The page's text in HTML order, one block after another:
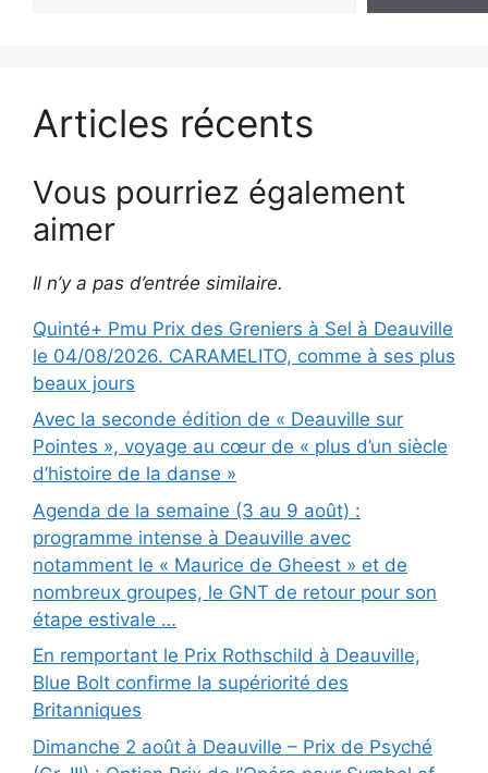
Articles récents
Vous pourriez également
aimer
Il n’y a pas d’entrée similaire.
Quinté+ Pmu Prix des Greniers à Sel à Deauville
le 04/08/2026. CARAMELITO, comme à ses plus
beaux jours
Avec la seconde édition de « Deauville sur
Pointes », voyage au cœur de « plus d’un siècle
d’histoire de la danse »
Agenda de la semaine (3 au 9 août) :
programme intense à Deauville avec
notamment le « Maurice de Gheest » et de
nombreux groupes, le GNT de retour pour son
étape estivale …
En remportant le Prix Rothschild à Deauville,
Blue Bolt confirme la supériorité des
Britanniques
Dimanche 2 août à Deauville – Prix de Psyché